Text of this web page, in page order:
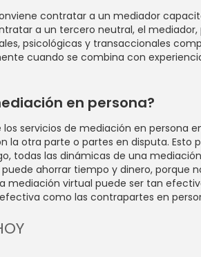
contratar a un mediador
a un tercero neutral, el
psicológicas y transaccionales
cuando se combina con
en persona?
servicios de mediación en
otra parte o partes en disputa.
todas las dinámicas de una
ahorrar tiempo y dinero, porque
mediación virtual puede ser tan
como las contrapartes en